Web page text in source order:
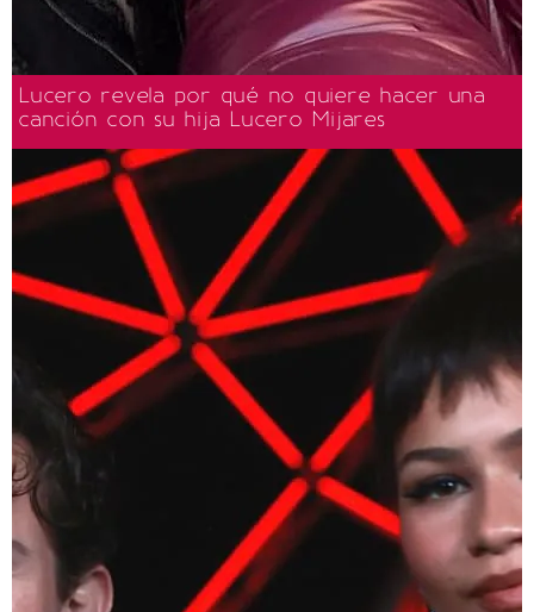
Lucero revela por qué no quiere hacer una
canción con su hija Lucero Mijares